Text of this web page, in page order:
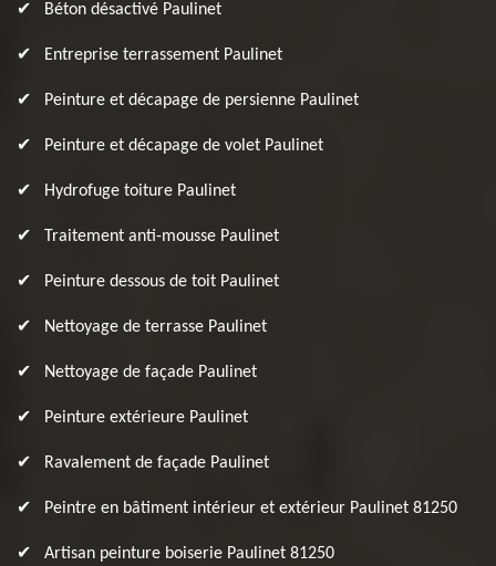
Béton désactivé Paulinet
Entreprise terrassement Paulinet
Peinture et décapage de persienne Paulinet
Peinture et décapage de volet Paulinet
Hydrofuge toiture Paulinet
Traitement anti-mousse Paulinet
Peinture dessous de toit Paulinet
Nettoyage de terrasse Paulinet
Nettoyage de façade Paulinet
Peinture extérieure Paulinet
Ravalement de façade Paulinet
Peintre en bâtiment intérieur et extérieur Paulinet 81250
Artisan peinture boiserie Paulinet 81250